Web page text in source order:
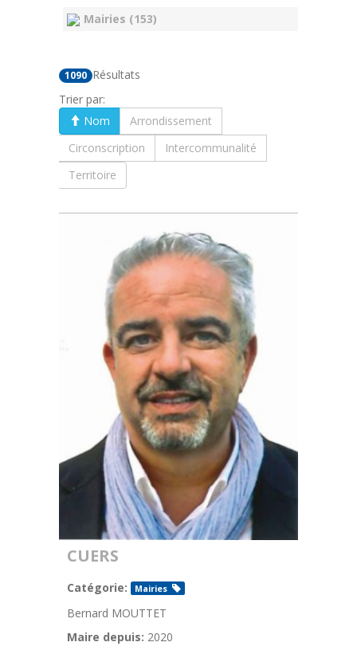
Mairies (153)
1090 Résultats
Trier par:
Nom
Arrondissement
Circonscription
Intercommunalité
Territoire
CUERS
Catégorie: Mairies
Bernard MOUTTET
Maire depuis: 2020